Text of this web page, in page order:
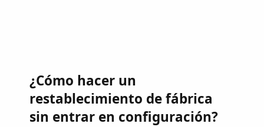
¿Cómo hacer un
restablecimiento de fábrica
sin entrar en configuración?